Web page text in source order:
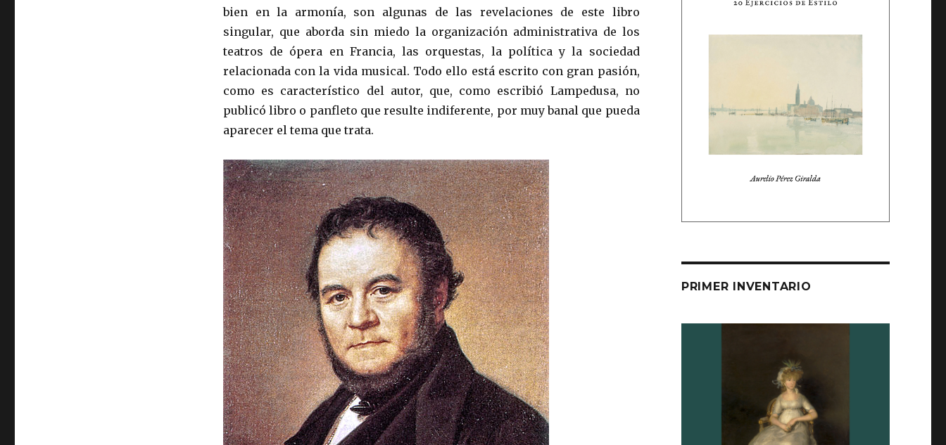
bien en la armonía, son algunas de las revelaciones de este libro
singular, que aborda sin miedo la organización administrativa de los
teatros de ópera en Francia, las orquestas, la política y la sociedad
relacionada con la vida musical. Todo ello está escrito con gran pasión,
como es característico del autor, que, como escribió Lampedusa, no
publicó libro o panfleto que resulte indiferente, por muy banal que pueda
aparecer el tema que trata.
PRIMER INVENTARIO